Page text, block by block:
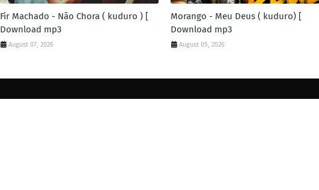
Fir Machado - Não Chora ( kuduro ) [
Download mp3
August 07, 2026
Morango - Meu Deus ( kuduro) [
Download mp3
August 05, 2026